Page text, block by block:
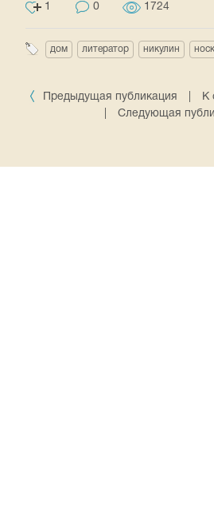
1 0 1724
дом литератор никулин
Предыдущая публикация
К
Следующая